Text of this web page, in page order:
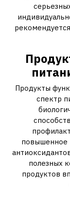
Продукты
спектр
повышенное
полезных
продуктов